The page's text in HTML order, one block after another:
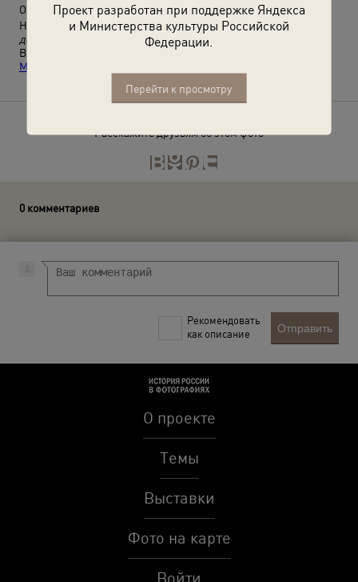
Проект разработан при поддержке Яндекса
и Министерства культуры Российской
Федерации.
Перейти к просмотру
О фотографии:
На обороте записка и посвящение:«на память моей любимой
дочечке»,
а также датировка:«Краков 24.7.1945».
Выставка
«История Победы в фотографиях: из коллекции
Музея истории евреев в России»
Расскажите друзьям об этом фото
0 комментариев
Рекомендовать
как описание
Отправить
О проекте
Темы
Выставки
Фото на карте
Войти